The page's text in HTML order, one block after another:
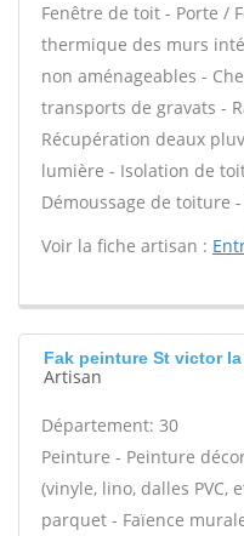
Fenêtre de toit - Porte /
thermique des murs
non aménageables -
transports de gravats -
Récupération deaux
lumière - Isolation de
Démoussage de toiture
Voir la fiche artisan :
Fak peinture St victor
Artisan
Département: 30
Peinture - Peinture
(vinyle, lino, dalles PVC,
parquet - Faïence